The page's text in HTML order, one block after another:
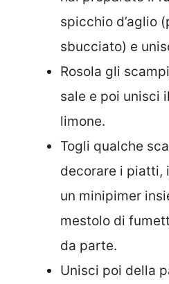
spicchio d’aglio
sbucciato) e
Rosola gli
sale e poi unisci
limone.
Togli qualche
decorare i piatti,
un minipimer
mestolo di
da parte.
Unisci poi della